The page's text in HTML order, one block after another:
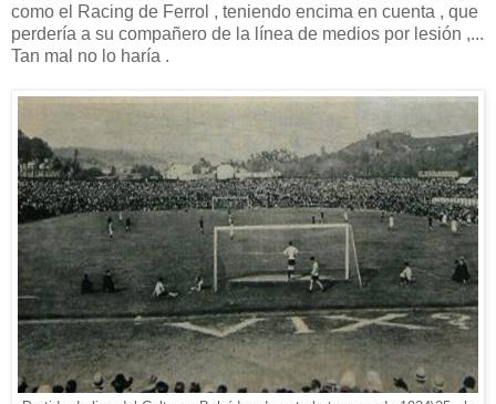
como el Racing de Ferrol , teniendo encima en cuenta , que
perdería a su compañero de la línea de medios por lesión ,...
Tan mal no lo haría .